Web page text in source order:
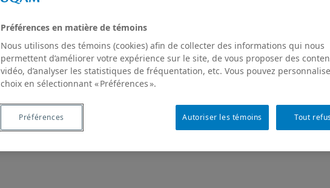
Préférences en matière de témoins
Nous utilisons des témoins (cookies) afin de collecter des informations qui nous
permettent d’améliorer votre expérience sur le site, de vous proposer des
vidéo, d’analyser les statistiques de fréquentation, etc. Vous pouvez
choix en sélectionnant « Préférences ».
Tout
Autoriser les témoins
Préférences